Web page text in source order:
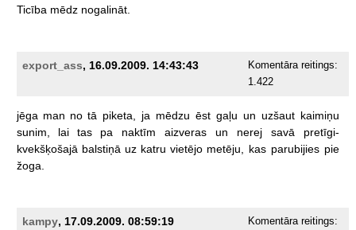
Ticība mēdz nogalināt.
export_ass, 16.09.2009. 14:43:43
Komentāra reitings:
1.422
jēga man no tā piketa, ja mēdzu ēst gaļu un uzšaut kaimiņu
sunim,
lai tas pa naktīm aizveras un nerej savā
pretīgi-
kvekšķošajā balstiņā uz katru vietējo metēju, kas parubijies pie
žoga.
kampy, 17.09.2009. 08:59:19 Komentāra reitings: